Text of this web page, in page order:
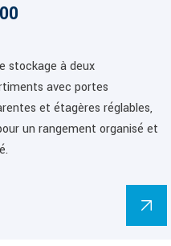
stockage à deux
avec portes
et étagères réglables,
un rangement organisé et